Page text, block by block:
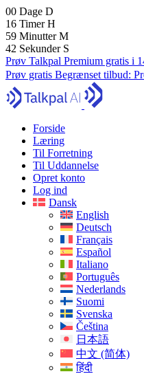
00 Dage D
16 TimerH
59 MinutterM
41 Sekunder S
Prøv Talkpal Premium gratis i
Prøv gratis Begrænset tilbud:
Forside
Læring
Til Forretning
Til Uddannelse
Opret konto
Log ind
Dansk
English
Deutsch
Français
Español
Italiano
Português
Nederlands
Suomi
Svenska
Čeština
日本語
中文 (简体)
हिंदी